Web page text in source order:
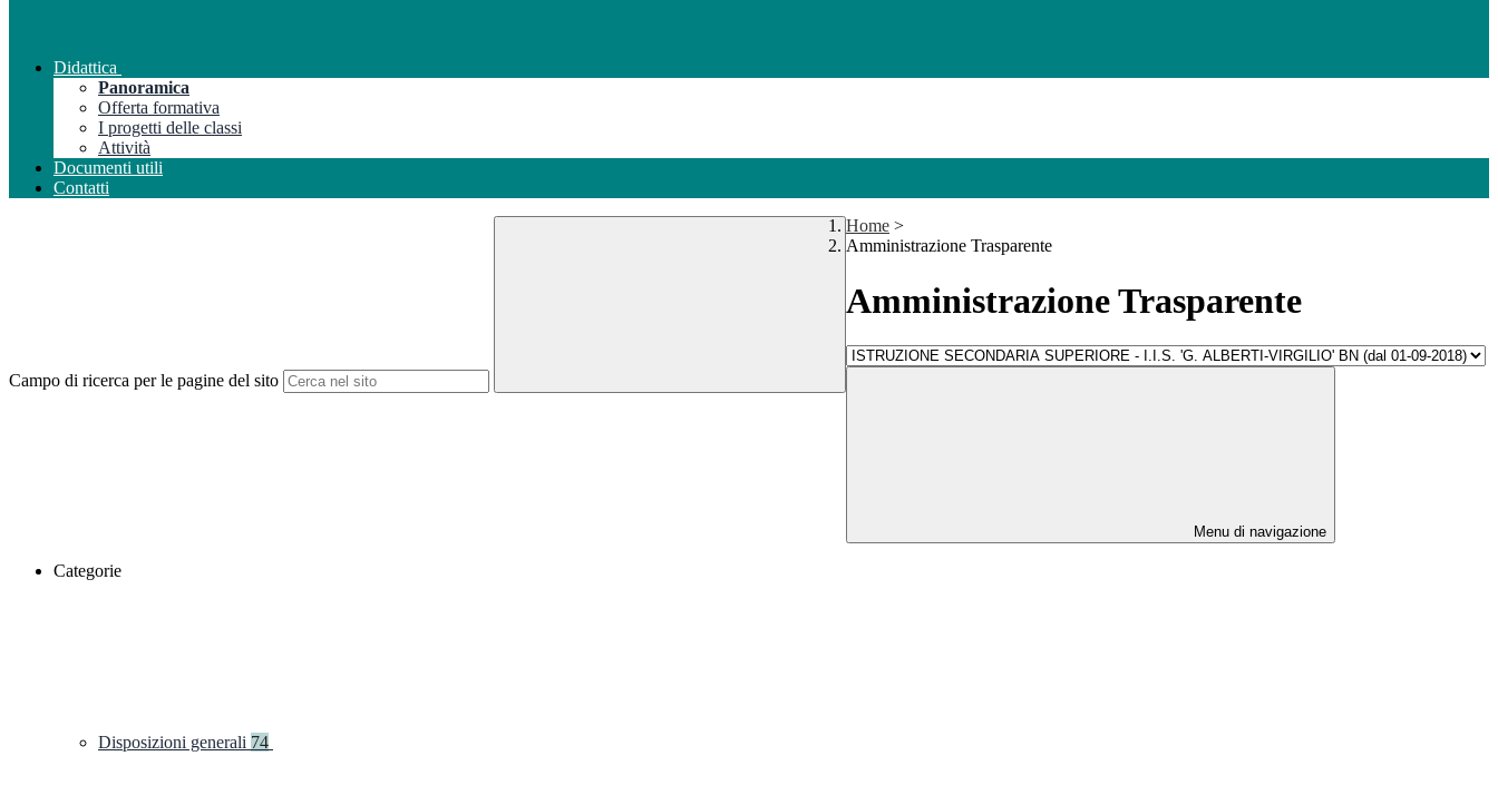
Didattica
Panoramica
Offerta formativa
I progetti delle classi
Attività
Documenti utili
Contatti
Campo di ricerca per le pagine del sito
Home >
Amministrazione Trasparente
Amministrazione Trasparente
Menu di navigazione
Categorie
Disposizioni generali 74